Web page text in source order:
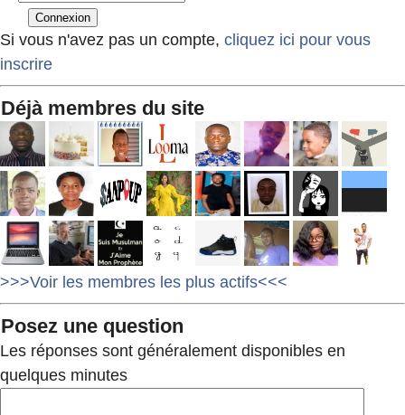
Si vous n'avez pas un compte, cliquez ici pour vous
inscrire
Déjà membres du site
>>>Voir les membres les plus actifs<<<
Posez une question
Les réponses sont généralement disponibles en
quelques minutes